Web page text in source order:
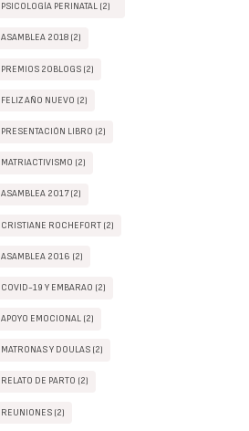
PSICOLOGÍA PERINATAL (2)
ASAMBLEA 2018 (2)
PREMIOS 20BLOGS (2)
FELIZ AÑO NUEVO (2)
PRESENTACIÓN LIBRO (2)
MATRIACTIVISMO (2)
ASAMBLEA 2017 (2)
CRISTIANE ROCHEFORT (2)
ASAMBLEA 2016 (2)
COVID-19 Y EMBARAO (2)
APOYO EMOCIONAL (2)
MATRONAS Y DOULAS (2)
RELATO DE PARTO (2)
REUNIONES (2)